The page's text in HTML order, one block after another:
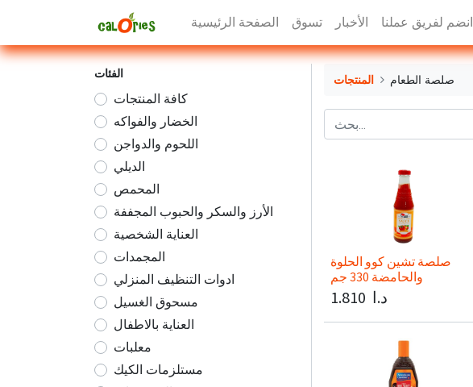
الصفحة الرئيسية تسوق الأخبار انضم لفريق عملنا
الفئات
كافة المنتجات
الخضار والفواكه
اللحوم والدواجن
الديلي
المحمص
الأرز والسكر والحبوب المجففة
العناية الشخصية
المجمدات
ادوات التنظيف المنزلي
مسحوق الغسيل
العناية بالاطفال
معلبات
مستلزمات الكيك
المنتجات صلصة الطعام
صلصة تشين كوو الحلوة
والحامضة 330 جم
1.810 د.ا